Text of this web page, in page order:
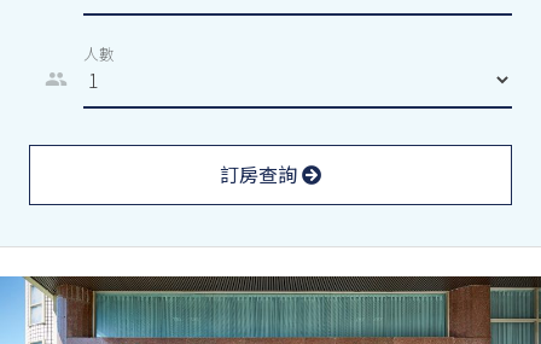
人數
people
訂房查詢